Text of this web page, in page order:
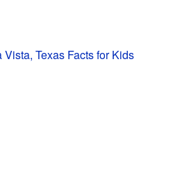
Vista, Texas Facts for Kids